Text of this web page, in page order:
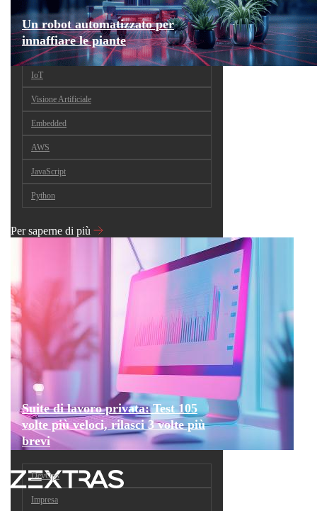
Un robot automatizzato per
innaffiare le piante
IoT
Visione Artificiale
Embedded
AWS
JavaScript
Python
Per saperne di più
Suite di lavoro privata: Test 105
volte più veloci, rilasci 3 volte più
brevi
DevOps
Impresa